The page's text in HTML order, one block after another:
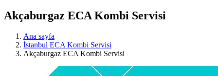
Akçaburgaz ECA Kombi Servisi
Ana sayfa
İstanbul ECA Kombi Servisi
Akçaburgaz ECA Kombi Servisi